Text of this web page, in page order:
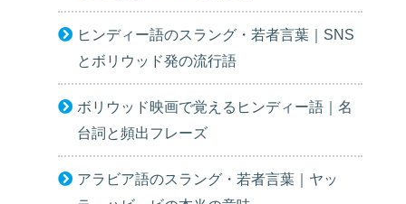
ヒンディー語のスラング・若者言葉｜SNS
とボリウッド発の流行語
ボリウッド映画で覚えるヒンディー語｜名
台詞と頻出フレーズ
アラビア語のスラング・若者言葉｜ヤッ